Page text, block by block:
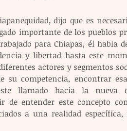
dijo que es
importante de los pueblos
para Chiapas, él habla
y libertad hasta este
actores y segmentos
su competencia, encontrar
llamado hacia la nueva
de entender este concepto
a una realidad